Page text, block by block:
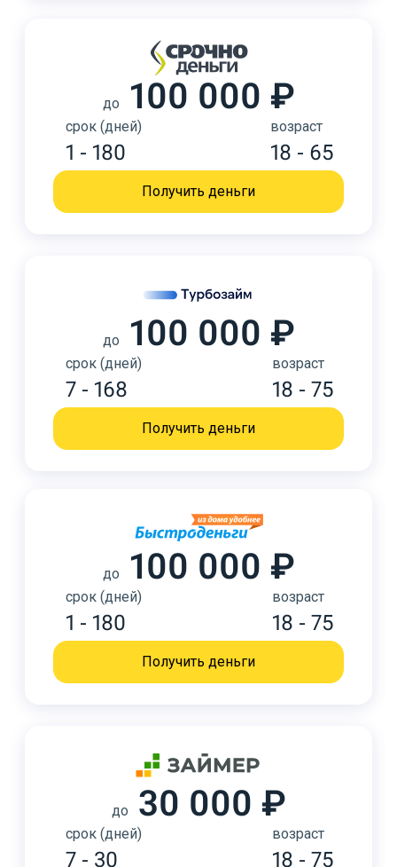
до 100 000 ₽
срок (дней)
1 - 180
возраст
18 - 65
Получить деньги
до 100 000 ₽
срок (дней)
7 - 168
возраст
18 - 75
Получить деньги
до 100 000 ₽
срок (дней)
1 - 180
возраст
18 - 75
Получить деньги
до 30 000 ₽
срок (дней)
7 - 30
возраст
18 - 75